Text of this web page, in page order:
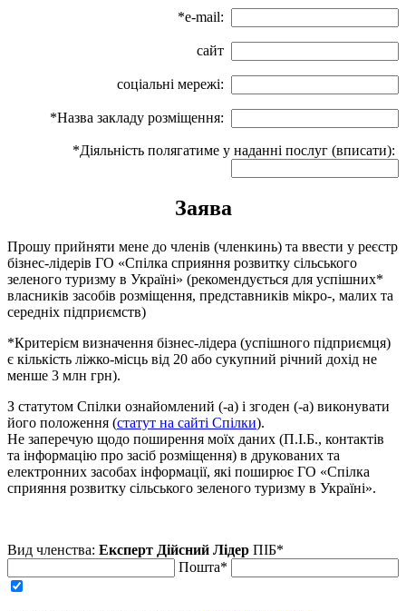
*e-mail:
сайт
соціальні мережі:
*Назва закладу розміщення:
*Діяльність полягатиме у наданні послуг (вписати):
Заява
Прошу прийняти мене до членів (членкинь) та ввести у реєстр
бізнес-лідерів ГО «Спілка сприяння розвитку сільського
зеленого туризму в Україні» (рекомендується для успішних*
власників засобів розміщення, представників мікро-, малих та
середніх підприємств)
*Критерієм визначення бізнес-лідера (успішного підприємця)
є кількість ліжко-місць від 20 або сукупний річний дохід не
менше 3 млн грн).
З статутом Спілки ознайомлений (-а) і згоден (-а) виконувати
його положення (статут на сайті Спілки).
Не заперечую щодо поширення моїх даних (П.І.Б., контактів
та інформацію про засіб розміщення) в друкованих та
електронних засобах інформації, які поширює ГО «Спілка
сприяння розвитку сільського зеленого туризму в Україні».
Вид членства: Експерт Дійсний Лідер ПІБ*
Пошта*